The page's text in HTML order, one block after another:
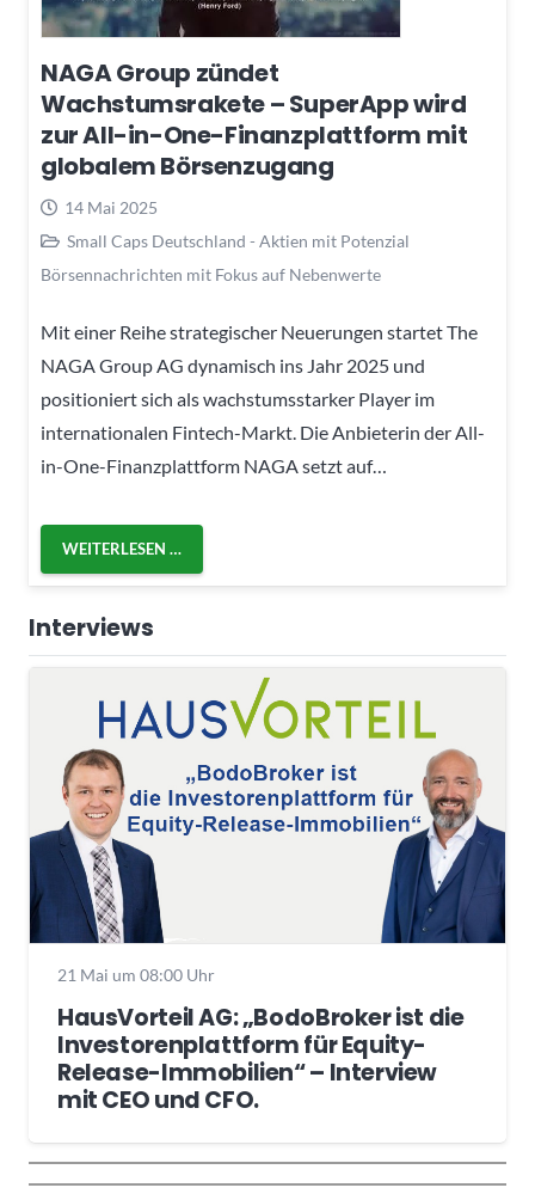
NAGA Group zündet
Wachstumsrakete – SuperApp wird
zur All-in-One-Finanzplattform mit
globalem Börsenzugang
14 Mai 2025
Small Caps Deutschland - Aktien mit Potenzial
Börsennachrichten mit Fokus auf Nebenwerte
Mit einer Reihe strategischer Neuerungen startet The
NAGA Group AG dynamisch ins Jahr 2025 und
positioniert sich als wachstumsstarker Player im
internationalen Fintech-Markt. Die Anbieterin der All-
in-One-Finanzplattform NAGA setzt auf…
WEITERLESEN …
Interviews
21 Mai um 08:00 Uhr
HausVorteil AG: „BodoBroker ist die
Investorenplattform für Equity-
Release-Immobilien“ – Interview
mit CEO und CFO.
Wochenrückblick
Trendthemen